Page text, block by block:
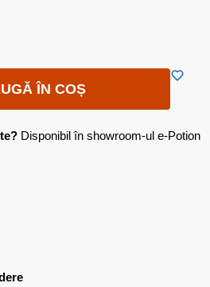
ÎN COȘ
Disponibil în showroom-ul e-Potion